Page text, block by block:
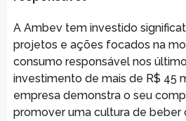
A Ambev tem investido
projetos e ações focados na
consumo responsável nos
investimento de mais de R$ 45
empresa demonstra o seu
promover uma cultura de beber